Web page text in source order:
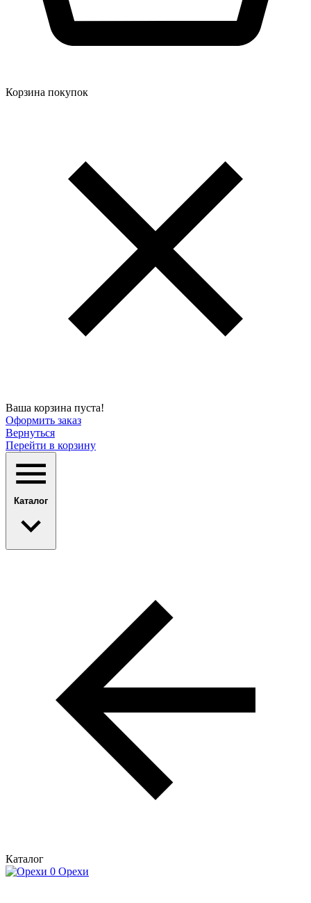
Корзина покупок
Ваша корзина пуста!
Оформить заказ
Вернуться
Перейти в корзину
Каталог
Каталог
Орехи